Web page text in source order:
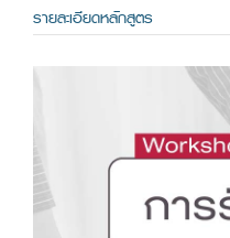
รายละเอียดหลักสูตร